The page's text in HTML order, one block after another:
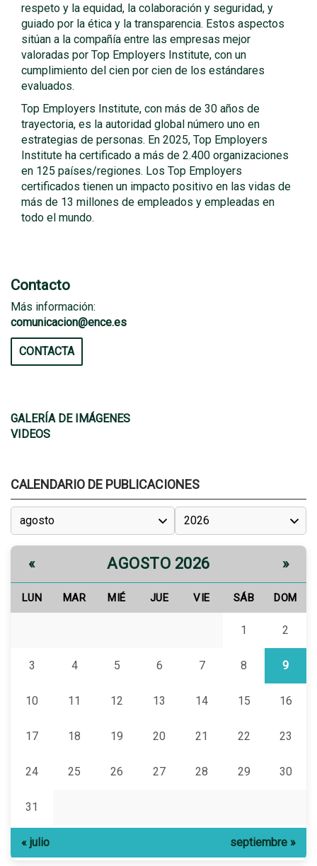
respeto y la equidad, la colaboración y seguridad, y
guiado por la ética y la transparencia. Estos aspectos
sitúan a la compañía entre las empresas mejor
valoradas por Top Employers Institute, con un
cumplimiento del cien por cien de los estándares
evaluados.
Top Employers Institute, con más de 30 años de
trayectoria, es la autoridad global número uno en
estrategias de personas. En 2025, Top Employers
Institute ha certificado a más de 2.400 organizaciones
en 125 países/regiones. Los Top Employers
certificados tienen un impacto positivo en las vidas de
más de 13 millones de empleados y empleadas en
todo el mundo.
Contacto
Más información:
comunicacion@ence.es
CONTACTA
GALERÍA DE IMÁGENES
VIDEOS
CALENDARIO DE PUBLICACIONES
« AGOSTO 2026 »
LUN MAR MIÉ JUE VIE SÁB DOM
1 2
3 4 5 6 7 8 9
10 11 12 13 14 15 16
17 18 19 20 21 22 23
24 25 26 27 28 29 30
31
« julio septiembre »